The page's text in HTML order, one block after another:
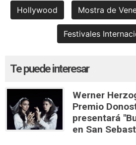
Hollywood Mostra de
Festivales
Te puede interesar
Werner
Premio
presentará
en San